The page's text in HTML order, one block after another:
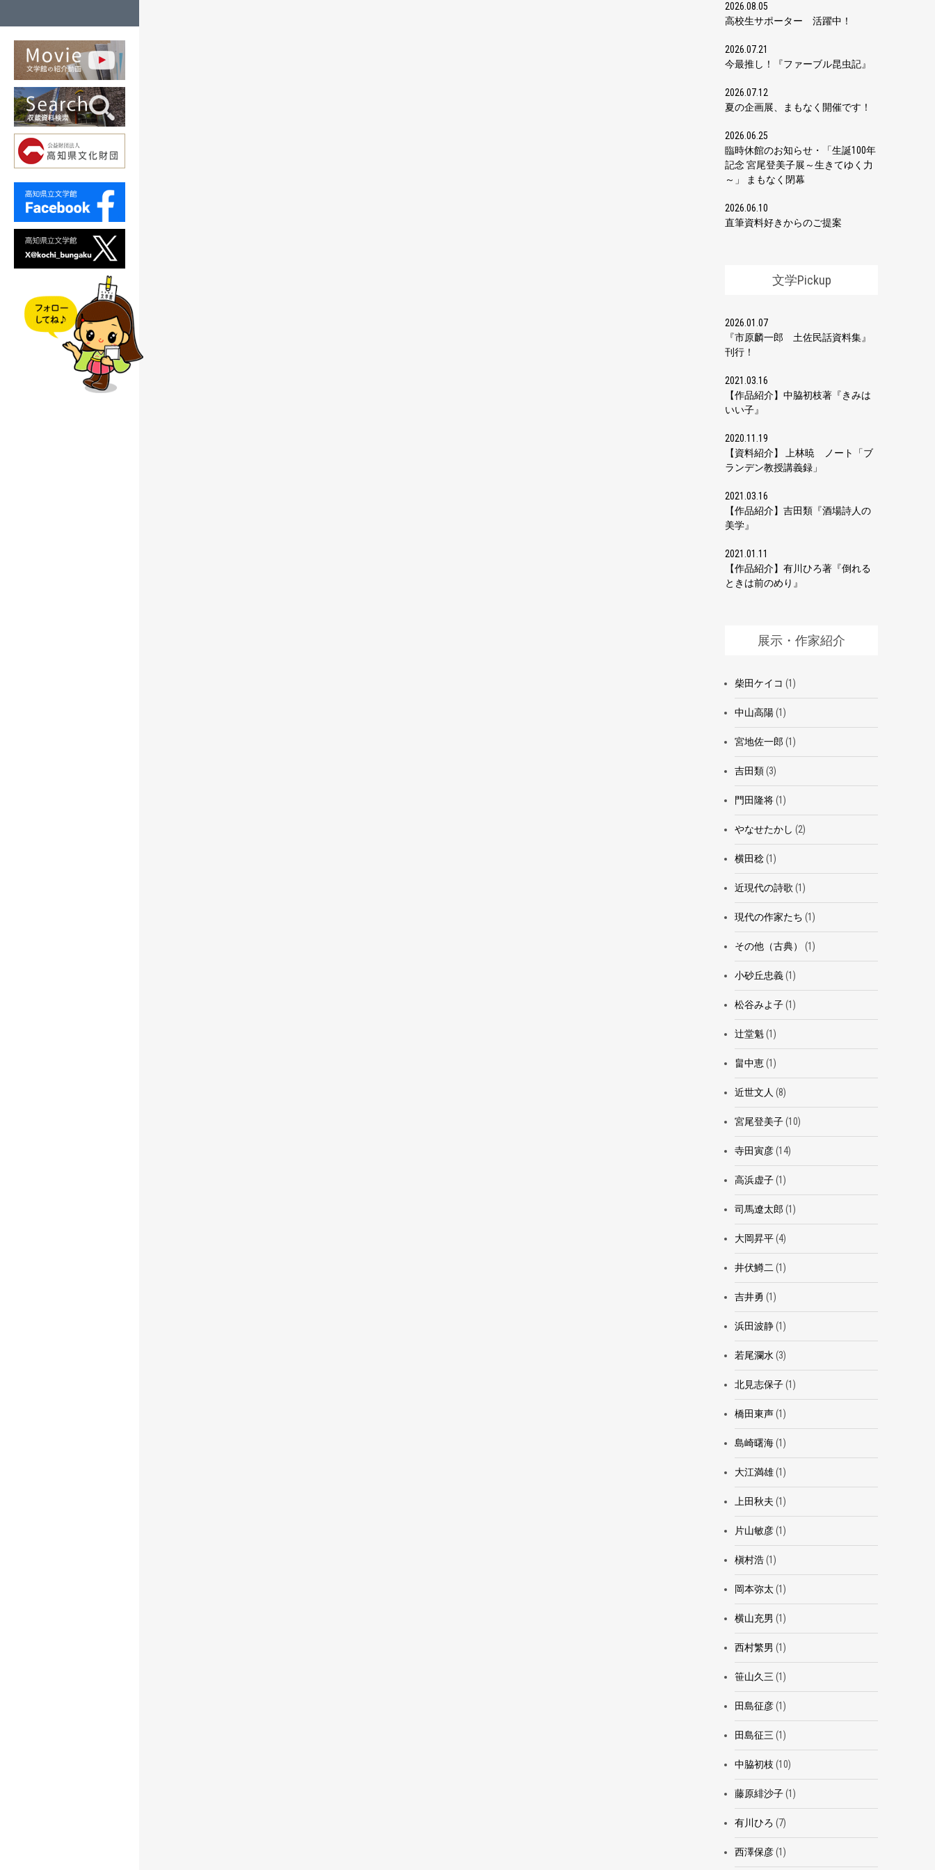
2026.08.05
高校生サポーター 活躍中！
2026.07.21
今最推し！『ファーブル昆虫記』
2026.07.12
夏の企画展、まもなく開催です！
2026.06.25
臨時休館のお知らせ・「生誕100年
記念 宮尾登美子展～生きてゆく力
～」 まもなく閉幕
2026.06.10
直筆資料好きからのご提案
文学Pickup
2026.01.07
『市原麟一郎 土佐民話資料集』
刊行！
2021.03.16
【作品紹介】中脇初枝著『きみは
いい子』
2020.11.19
【資料紹介】 上林暁 ノート「ブ
ランデン教授講義録」
2021.03.16
【作品紹介】吉田類『酒場詩人の
美学』
2021.01.11
【作品紹介】有川ひろ著『倒れる
ときは前のめり』
展示・作家紹介
柴田ケイコ (1)
中山高陽(1)
宮地佐一郎 (1)
吉田類(3)
門田隆将(1)
やなせたかし (2)
横田稔(1)
近現代の詩歌 (1)
現代の作家たち (1)
その他（古典） (1)
小砂丘忠義(1)
松谷みよ子(1)
辻堂魁(1)
畠中恵(1)
近世文人 (8)
宮尾登美子(10)
寺田寅彦(14)
高浜虚子(1)
司馬遼太郎 (1)
大岡昇平(4)
井伏鱒二 (1)
吉井勇 (1)
浜田波静(1)
若尾瀾水 (3)
北見志保子(1)
橋田東声(1)
島崎曙海(1)
大江満雄(1)
上田秋夫 (1)
片山敏彦(1)
槇村浩(1)
岡本弥太 (1)
横山充男 (1)
西村繁男 (1)
笹山久三 (1)
田島征彦(1)
田島征三 (1)
中脇初枝 (10)
藤原緋沙子(1)
有川ひろ (7)
西澤保彦(1)